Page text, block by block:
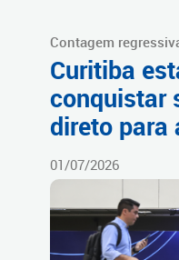
Contagem
Curitiba
conquistar
direto para
01/07/2026